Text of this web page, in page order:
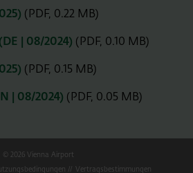
(PDF, 0.22 MB)
| 08/2024) (PDF, 0.10 MB)
(PDF, 0.15 MB)
| 08/2024) (PDF, 0.05 MB)
© 2026 Vienna Airport
Vertragsbestimmungen